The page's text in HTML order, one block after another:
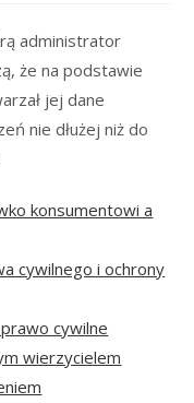
administrator
że na podstawie
jej dane
nie dłużej niż do
konsumentowi a
cywilnego i ochrony
cywilne
wierzycielem